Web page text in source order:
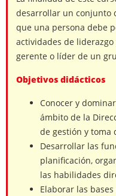
desarrollar un conjunto
que una persona debe
actividades de
gerente o líder de un
Objetivos didácticos
Conocer y
ámbito de la
de gestión y toma
Desarrollar las
planificación,
las habilidades
Elaborar las